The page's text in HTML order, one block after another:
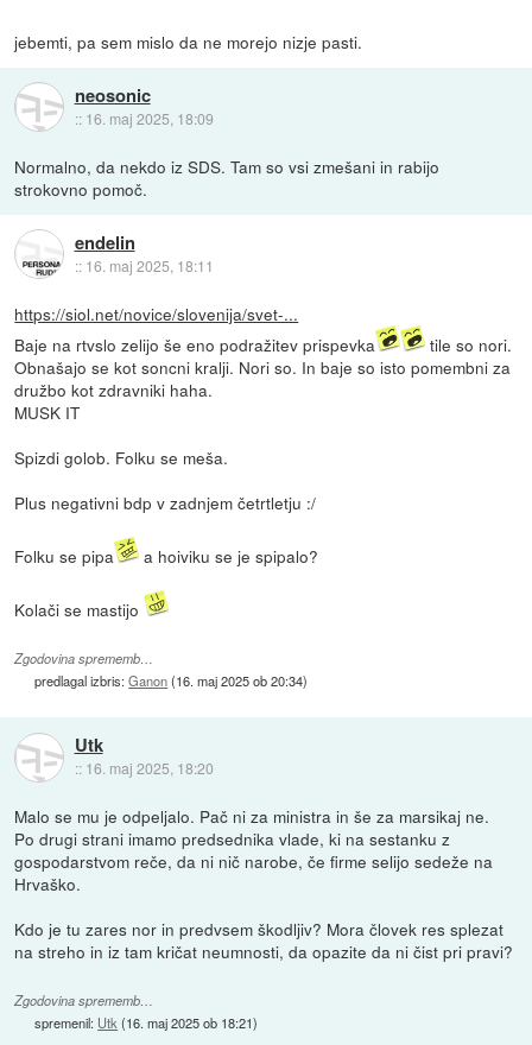
jebemti, pa sem mislo da ne morejo nizje pasti.
neosonic
:: 16. maj 2025, 18:09
Normalno, da nekdo iz SDS. Tam so vsi zmešani in rabijo
strokovno pomoč.
endelin
:: 16. maj 2025, 18:11
https://siol.net/novice/slovenija/svet-...
Baje na rtvslo zelijo še eno podražitev prispevka
tile so nori.
Obnašajo se kot soncni kralji. Nori so. In baje so isto pomembni za
družbo kot zdravniki haha.
MUSK IT
Spizdi golob. Folku se meša.
Plus negativni bdp v zadnjem četrtletju :/
Folku se pipa a hoiviku se je spipalo?
Kolači se mastijo
Zgodovina sprememb…
predlagal izbris:Ganon(16. maj 2025 ob 20:34)
Utk
:: 16. maj 2025, 18:20
Malo se mu je odpeljalo. Pač ni za ministra in še za marsikaj ne.
Po drugi strani imamo predsednika vlade, ki na sestanku z
gospodarstvom reče, da ni nič narobe, če firme selijo sedeže na
Hrvaško.
Kdo je tu zares nor in predvsem škodljiv? Mora človek res splezat
na streho in iz tam kričat neumnosti, da opazite da ni čist pri pravi?
Zgodovina sprememb…
spremenil: Utk (16. maj 2025 ob 18:21)